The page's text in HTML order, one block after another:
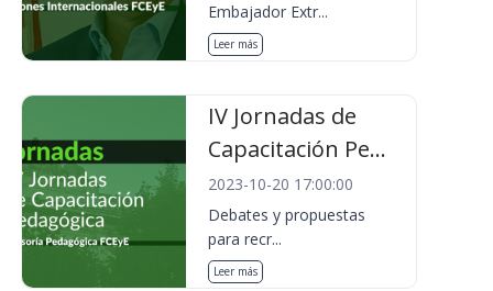
Embajador Extr...
Leer más
IV Jornadas de
Capacitación Pe...
2023-10-20 17:00:00
Debates y propuestas
para recr...
Leer más